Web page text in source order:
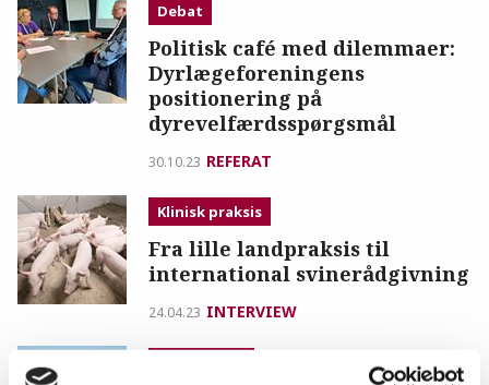
Debat
Politisk café med dilemmaer:
Dyrlægeforeningens
positionering på
dyrevelfærdsspørgsmål
30.10.23 REFERAT
Klinisk praksis
Fra lille landpraksis til
international svinerådgivning
24.04.23 INTERVIEW